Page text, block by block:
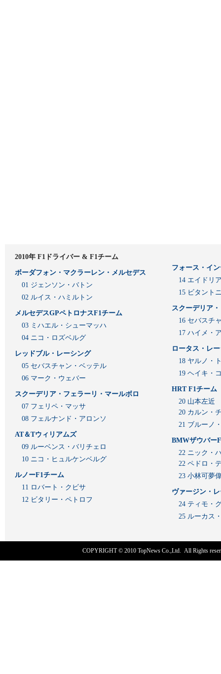
2010年 F1ドライバー & F1チーム
ボーダフォン・マクラーレン・メルセデス
01 ジェンソン・バトン
02 ルイス・ハミルトン
メルセデスGPペトロナスF1チーム
03 ミハエル・シューマッハ
04 ニコ・ロズベルグ
レッドブル・レーシング
05 セバスチャン・ベッテル
06 マーク・ウェバー
スクーデリア・フェラーリ・マールボロ
07 フェリペ・マッサ
08 フェルナンド・アロンソ
AT＆Tウィリアムズ
09 ルーベンス・バリチェロ
10 ニコ・ヒュルケンベルグ
ルノーF1チーム
11 ロバート・クビサ
12 ビタリー・ペトロフ
フォース・イ
14 エイドリ
15 ビタント
スクーデリア
16 セバスチ
17 ハイメ・
ロータス・レ
18 ヤルノ・
19 ヘイキ・
HRT F1チーム
20 山本左近
20 カルン・
21 ブルーノ
BMWザウバー
22 ニック・
22 ペドロ・
23 小林可夢
ヴァージン・
24 ティモ・
25 ルーカス
COPYRIGHT © 2010 TopNews Co.,Ltd. All Rights